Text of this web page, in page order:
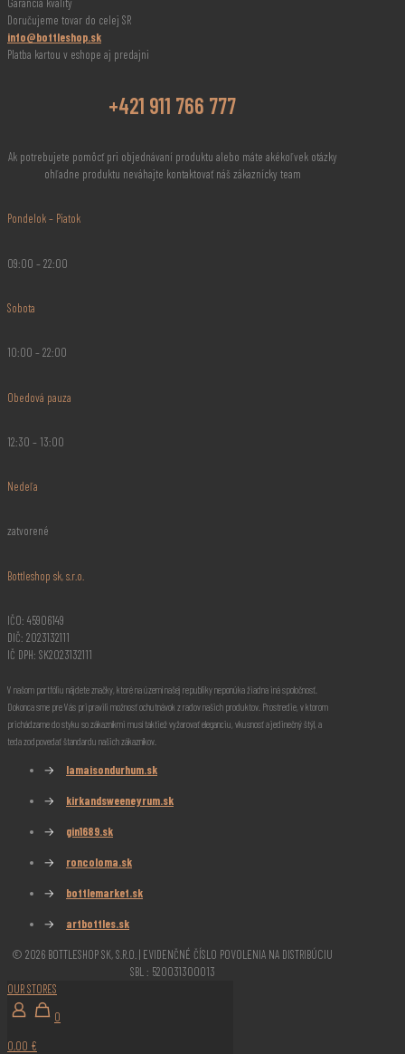
Garancia kvality
Doručujeme tovar do celej SR
info@bottleshop.sk
Platba kartou v eshope aj predajni
+421 911 766 777
Ak potrebujete pomôcť pri objednávaní produktu alebo máte akékoľvek otázky
ohľadne produktu neváhajte kontaktovať náš zákaznícky team
Pondelok – Piatok
09:00 – 22:00
Sobota
10:00 – 22:00
Obedová pauza
12:30 – 13:00
Nedeľa
zatvorené
Bottleshop sk, s.r.o.
IČO: 45906149
DIČ: 2023132111
IČ DPH: SK2023132111
V našom portfóliu nájdete značky, ktoré na území našej republiky neponúka žiadna iná spoločnosť.
Dokonca sme pre Vás pripravili možnosť ochutnávok z radov našich produktov. Prostredie, v ktorom
prichádzame do styku so zákazníkmi musí taktiež vyžarovať eleganciu, vkusnosť a jedinečný štýl, a
teda zodpovedať štandardu našich zákazníkov.
→ lamaisondurhum.sk
→ kirkandsweeneyrum.sk
→ gin1689.sk
→ roncoloma.sk
→ bottlemarket.sk
→ artbottles.sk
© 2026 BOTTLESHOP SK, S.R.O. | EVIDENČNÉ ČÍSLO POVOLENIA NA DISTRIBÚCIU
SBL : 520031300013
OUR STORES
0
0,00 €